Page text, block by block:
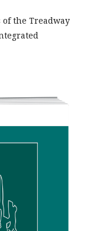
of the Treadway